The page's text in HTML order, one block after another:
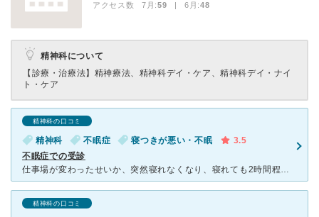
アクセス数 7月:59 | 6月:48
精神科について
【診療・治療法】 精神療法、精神科デイ・ケア、精神科デイ・ナイ
ト・ケア
精神科の口コミ
精神科 不眠症 寝つきが悪い・不眠
3.5
不眠症での受診
仕事場が変わったせいか、突然寝れなくなり、寝れても2時間程度で体力的にも精神的にも疲れてきたので、知り合いの紹介で初めて受診しました 駅近くなので、わかりやすく、通いやすいです 先生も3人〜4人な
精神科の口コミ